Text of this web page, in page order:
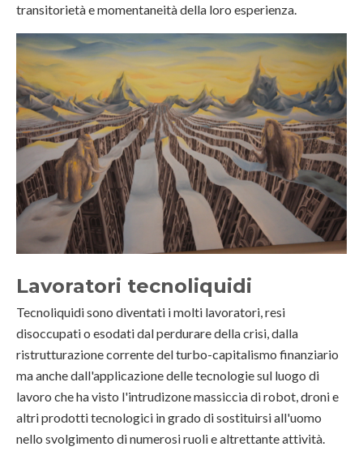
transitorietà e momentaneità della loro esperienza.
Lavoratori tecnoliquidi
Tecnoliquidi sono diventati i molti lavoratori, resi
disoccupati o esodati dal perdurare della crisi, dalla
ristrutturazione corrente del turbo-capitalismo finanziario
ma anche dall'applicazione delle tecnologie sul luogo di
lavoro che ha visto l'intrudizone massiccia di robot, droni e
altri prodotti tecnologici in grado di sostituirsi all'uomo
nello svolgimento di numerosi ruoli e altrettante attività.